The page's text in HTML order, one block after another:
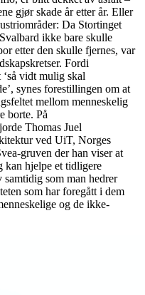
gjør skade år etter år. Eller
Da Stortinget
ikke bare skulle
etter den skulle fjernes, var
Fordi
vidt mulig skal
synes forestillingen om at
mellom menneskelig
borte. På
Thomas Juel
ved UiT, Norges
gruven der han viser at
kan hjelpe et tidligere
samtidig som man hedrer
som har foregått i dem
og de ikke-